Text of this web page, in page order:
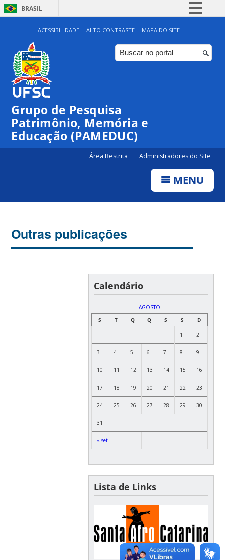
BRASIL
Simplifique!
Comunica BR
Participe
ACESSIBILIDADE ALTO CONTRASTE MAPA DO SITE
Grupo de Pesquisa
Patrimônio, Memória e
Educação (PAMEDUC)
Área Restrita Administradores do Site
MENU
Outras publicações
Calendário
AGOSTO
S
T Q Q S S D
« set
1 2
3 4 5 6 7 8 9
10 11 12 13 14 15 16
17 18 19 20 21 22 23
24 25 26 27 28 29 30
31
Lista de Links